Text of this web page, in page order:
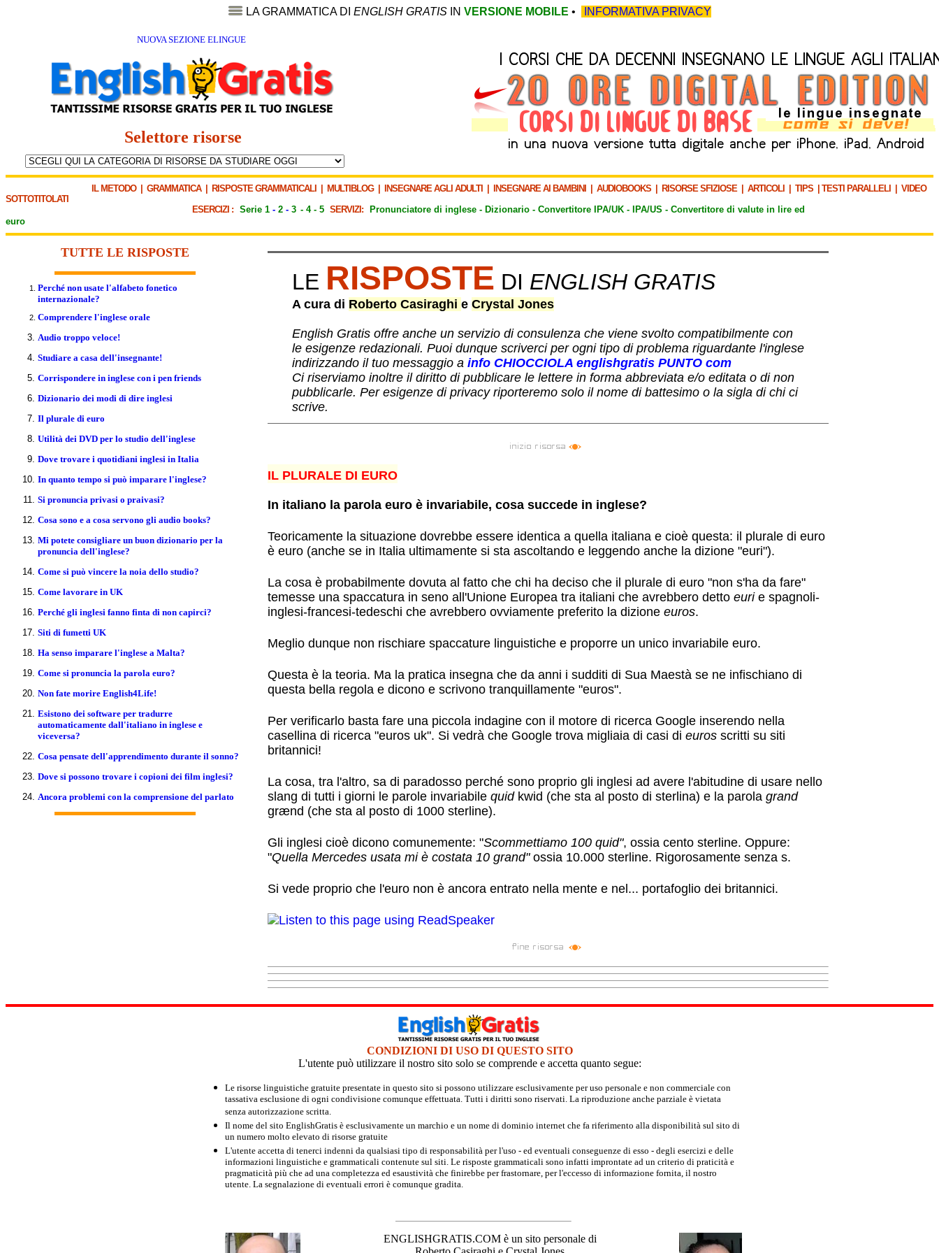
LA GRAMMATICA DI ENGLISH GRATIS IN VERSIONE MOBILE • INFORMATIVA PRIVACY
NUOVA SEZIONE ELINGUE
Selettore risorse
IL METODO| GRAMMATICA| RISPOSTE GRAMMATICALI MULTIBLOG| INSEGNARE AGLI ADULTI INSEGNARE AI BAMBINI AUDIOBOOKS RISORSE SFIZIOSE| ARTICOLI TIPS TESTI PARALLELI
VIDEO
SOTTOTITOLATI
ESERCIZI : Serie 1 - 2 - 3 - 4- 5 SERVIZI: Pronunciatore di inglese - Dizionario - Convertitore IPA/UK - IPA/US - Convertitore di valute in lire ed
euro
TUTTE LE RISPOSTE
Perché non usate l'alfabeto fonetico
internazionale?
Comprendere l'inglese orale
Audio troppo veloce!
Studiare a casa dell'insegnante!
Corrispondere in inglese con i pen friends
Dizionario dei modi di dire inglesi
Il plurale di euro
Utilità dei DVD per lo studio dell'inglese
Dove trovare i quotidiani inglesi in Italia
In quanto tempo si può imparare l'inglese?
Si pronuncia privasi o praivasi?
Cosa sono e a cosa servono gli audio books?
Mi potete consigliare un buon dizionario per la
pronuncia dell'inglese?
Come si può vincere la noia dello studio?
Come lavorare in UK
Perché gli inglesi fanno finta di non capirci?
Siti di fumetti UK
Ha senso imparare l'inglese a Malta?
Come si pronuncia la parola euro?
Non fate morire English4Life!
Esistono dei software per tradurre
automaticamente dall'italiano in inglese e
viceversa?
Cosa pensate dell'apprendimento durante il sonno?
Dove si possono trovare i copioni dei film inglesi?
Ancora problemi con la comprensione del parlato
LE RISPOSTE DI ENGLISH GRATIS
A cura di Roberto Casiraghi e Crystal Jones
English Gratis offre anche un servizio di consulenza che viene svolto compatibilmente con
le esigenze redazionali. Puoi dunque scriverci per ogni tipo di problema riguardante l'inglese
indirizzando il tuo messaggio a info CHIOCCIOLA englishgratis PUNTO com
Ci riserviamo inoltre il diritto di pubblicare le lettere in forma abbreviata e/o editata o di non
pubblicarle. Per esigenze di privacy riporteremo solo il nome di battesimo o la sigla di chi ci
scrive.
IL PLURALE DI EURO
In italiano la parola euro è invariabile, cosa succede in inglese?
Teoricamente la situazione dovrebbe essere identica a quella italiana e cioè questa: il plurale di euro
è euro (anche se in Italia ultimamente si sta ascoltando e leggendo anche la dizione "euri").
La cosa è probabilmente dovuta al fatto che chi ha deciso che il plurale di euro "non s'ha da fare"
temesse una spaccatura in seno all'Unione Europea tra italiani che avrebbero detto eurie spagnoli-
inglesi-francesi-tedeschi che avrebbero ovviamente preferito la dizione euros.
Meglio dunque non rischiare spaccature linguistiche e proporre un unico invariabile euro.
Questa è la teoria. Ma la pratica insegna che da anni i sudditi di Sua Maestà se ne infischiano di
questa bella regola e dicono e scrivono tranquillamente "euros".
Per verificarlo basta fare una piccola indagine con il motore di ricerca Google inserendo nella
casellina di ricerca "euros uk". Si vedrà che Google trova migliaia di casi di euros scritti su siti
britannici!
La cosa, tra l'altro, sa di paradosso perché sono proprio gli inglesi ad avere l'abitudine di usare nello
slang di tutti i giorni le parole invariabile quidkwid (che sta al posto di sterlina) e la parola grand
grænd (che sta al posto di 1000 sterline).
Gli inglesi cioè dicono comunemente: "Scommettiamo 100 quid", ossia cento sterline. Oppure:
"Quella Mercedes usata mi è costata 10 grand"ossia 10.000 sterline. Rigorosamente senza s.
Si vede proprio che l'euro non è ancora entrato nella mente e nel... portafoglio dei britannici.
CONDIZIONI DI USO DI QUESTO SITO
L'utente può utilizzare il nostro sito solo se comprende e accetta quanto segue:
Le risorse linguistiche gratuite presentate in questo sito si possono utilizzare esclusivamente per uso personale e non commerciale con
tassativa esclusione di ogni condivisione comunque effettuata. Tutti i diritti sono riservati. La riproduzione anche parziale è vietata
senza autorizzazione scritta.
Il nome del sito EnglishGratis è esclusivamente un marchio e un nome di dominio internet che fa riferimento alla disponibilità sul sito di
un numero molto elevato di risorse gratuite
L'utente accetta di tenerci indenni da qualsiasi tipo di responsabilità per l'uso - ed eventuali conseguenze di esso - degli esercizi e delle
informazioni linguistiche e grammaticali contenute sul siti. Le risposte grammaticali sono infatti improntate ad un criterio di praticità e
pragmaticità più che ad una completezza ed esaustività che finirebbe per frastornare, per l'eccesso di informazione fornita, il nostro
utente. La segnalazione di eventuali errori è comunque gradita.
ENGLISHGRATIS.COM è un sito personale di